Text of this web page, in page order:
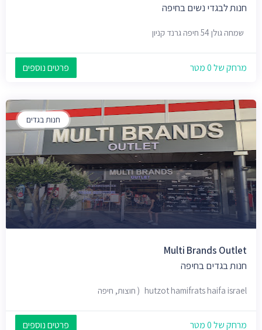
חנות לבגדי נשים בחיפה
שמחה גולן 54 חיפה גרנד קניון
מרחק של 0 מטר פרטים נוספים
חנות בגדים
Multi Brands Outlet
חנות בגדים בחיפה
hutzot hamifrats haifa israel ( חוצות, חיפה
מרחק של 0 מטר פרטים נוספים